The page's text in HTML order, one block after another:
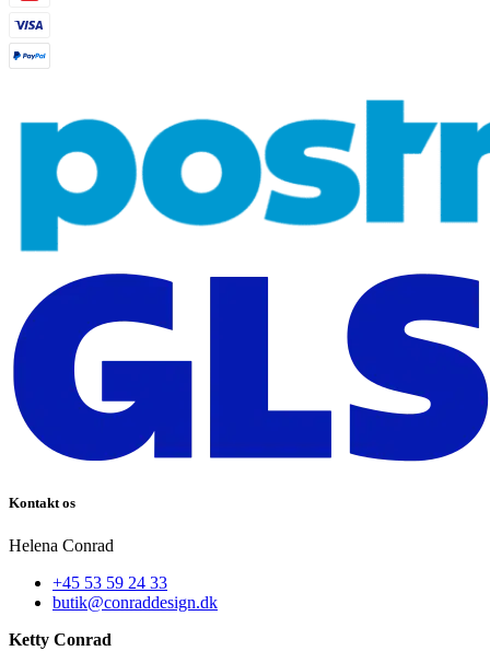
Kontakt os
Helena Conrad
+45 53 59 24 33
butik@conraddesign.dk
Ketty Conrad